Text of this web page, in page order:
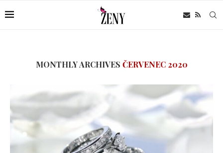
MONTHLY ARCHIVES ČERVENEC 2020